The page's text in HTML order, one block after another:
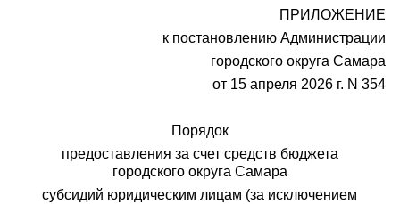
ПРИЛОЖЕНИЕ
к постановлению Администрации
городского округа Самара
от 15 апреля 2026 г. N 354
Порядок
предоставления за счет средств бюджета
городского округа Самара
субсидий юридическим лицам (за исключением